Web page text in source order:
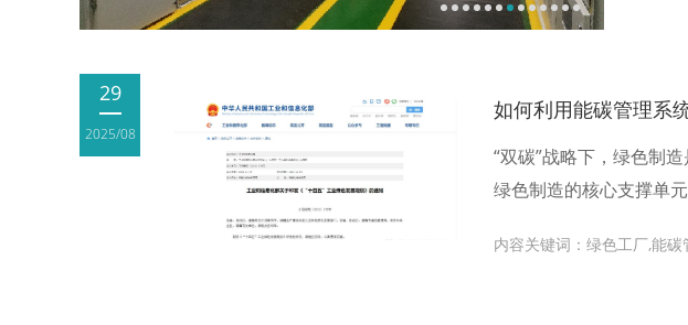
29
2025/08
如何利用能碳管理系
“双碳”战略下，绿色制
绿色制造的核心支撑单
内容关键词：绿色工厂,能碳